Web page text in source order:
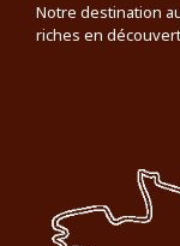
Notre destination
riches en